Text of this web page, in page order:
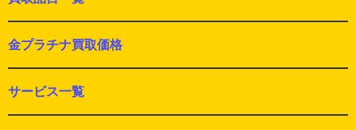
金プラチナ買取価格
サービス一覧